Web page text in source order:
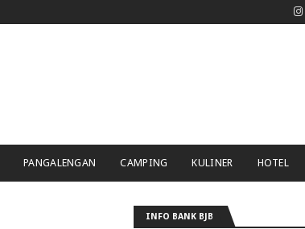
PANGALENGAN CAMPING KULINER HOTEL
INFO BANK BJB